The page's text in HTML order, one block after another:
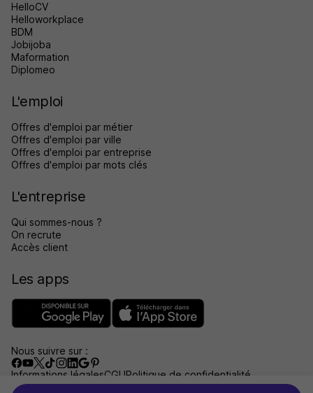
HelloCV
Helloworkplace
BDM
Jobijoba
Maformation
Diplomeo
L'emploi
Offres d'emploi par métier
Offres d'emploi par ville
Offres d'emploi par entreprise
Offres d'emploi par mots clés
L'entreprise
Qui sommes-nous ?
On recrute
Accès client
Les apps
Nous suivre sur :
Informations légalesCGUPolitique de confidentialité
Gérer les traceursAccessibilité : non conforme